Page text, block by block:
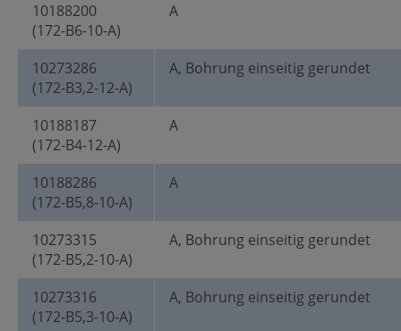
10188200
(172-B6-10-A)
A
10273286
(172-B3,2-12-A)
A, Bohrung einseitig gerundet
10188187
(172-B4-12-A)
A
10188286
(172-B5,8-10-A)
A
10273315
(172-B5,2-10-A)
A, Bohrung einseitig gerundet
10273316
(172-B5,3-10-A)
A, Bohrung einseitig gerundet